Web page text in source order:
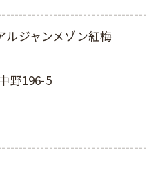
ルジャンメゾン紅梅
野196-5